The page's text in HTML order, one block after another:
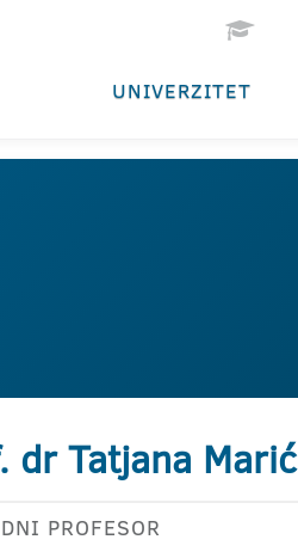
UNIVERZITET
dr Tatjana Marić
PROFESOR